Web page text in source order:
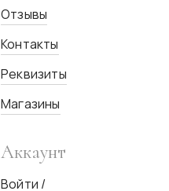
Отзывы
Контакты
Реквизиты
Магазины
Аккаунт
Войти /